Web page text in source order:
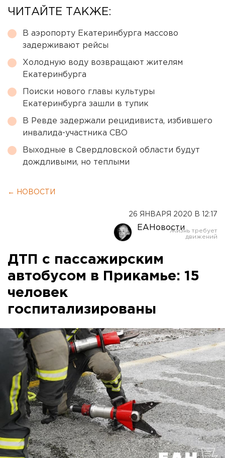
ЧИТАЙТЕ ТАКЖЕ:
В аэропорту Екатеринбурга массово
задерживают рейсы
Холодную воду возвращают жителям
Екатеринбурга
Поиски нового главы культуры
Екатеринбурга зашли в тупик
В Ревде задержали рецидивиста, избившего
инвалида-участника СВО
Выходные в Свердловской области будут
дождливыми, но теплыми
← НОВОСТИ
26 ЯНВАРЯ 2020 В 12:17
ЕАНовости
ДТП с пассажирским
автобусом в Прикамье: 15
человек
госпитализированы